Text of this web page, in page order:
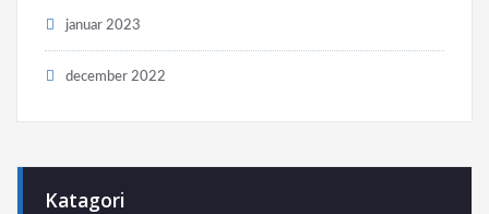
januar 2023
december 2022
Katagori